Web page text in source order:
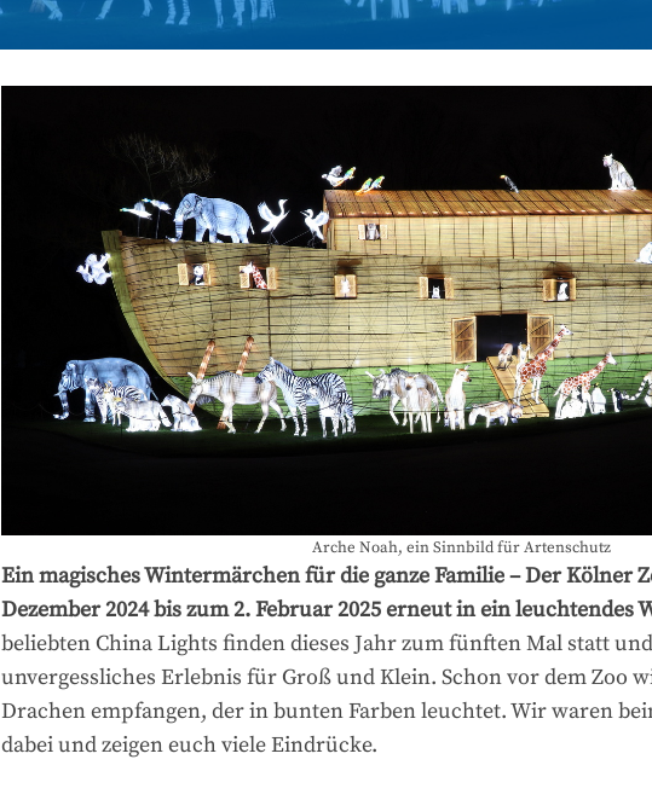
Arche Noah, ein Sinnbild für Artenschutz
Ein magisches Wintermärchen für die ganze Familie – Der Kölner
Dezember 2024 bis zum 2. Februar 2025 erneut in ein
beliebten China Lights finden dieses Jahr zum fünften Mal statt
unvergessliches Erlebnis für Groß und Klein. Schon vor dem Zoo
Drachen empfangen, der in bunten Farben leuchtet. Wir waren
dabei und zeigen euch viele Eindrücke.